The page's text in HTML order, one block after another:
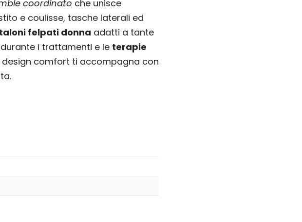
coordinato che unisce
e coulisse, tasche laterali ed
felpati donna adatti a tante
i trattamenti e le terapie
design comfort ti accompagna con